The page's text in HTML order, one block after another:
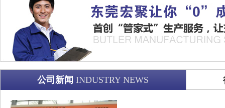
公司新闻 INDUSTRY NEWS